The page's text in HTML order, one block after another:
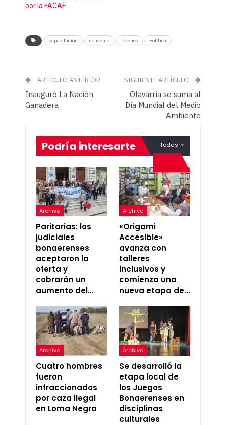
por la FACAF
capacitacion convenio jovenes Política
ARTÍCULO ANTERIOR
Inauguró La Nación
Ganadera
SIGUIENTE ARTÍCULO
Olavarría se suma al
Día Mundial del Medio
Ambiente
Todas
Podría interesarte
Archivo
Paritarias: los
judiciales
bonaerenses
aceptaron la
oferta y
cobrarán un
aumento del…
Archivo
«Origami
Accesible»
avanza con
talleres
inclusivos y
comienza una
nueva etapa de…
Archivo
Cuatro hombres
fueron
infraccionados
por caza ilegal
en Loma Negra
Archivo
Se desarrolló la
etapa local de
los Juegos
Bonaerenses en
disciplinas
culturales